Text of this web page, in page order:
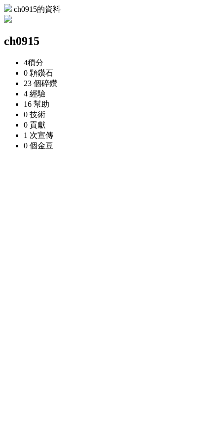
ch0915的資料
ch0915
4積分
0 顆鑽石
23 個碎鑽
4 經驗
16 幫助
0 技術
0 貢獻
1 次宣傳
0 個金豆